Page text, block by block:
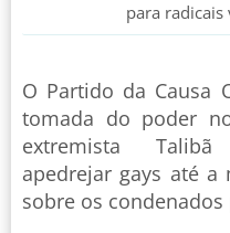
para
O Partido da Causa
tomada do poder
extremista
apedrejar gays até
sobre os